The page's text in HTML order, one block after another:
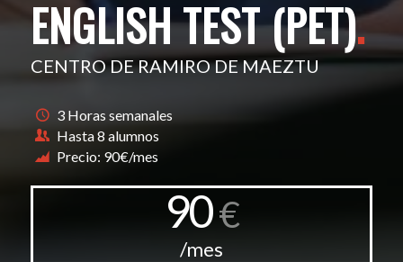
ENGLISH TEST (PET).
CENTRO DE RAMIRO DE MAEZTU
3 Horas semanales
Hasta 8 alumnos
Precio: 90€/mes
90€
/mes